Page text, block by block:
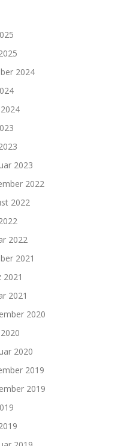
2024
2023
2022
2022
2022
2021
2021
2021
2020
2020
2019
2019